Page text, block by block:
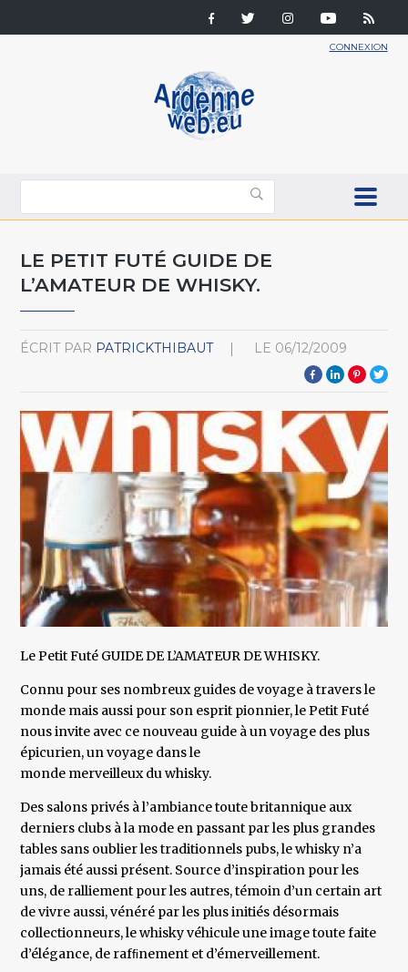
CONNEXION
LE PETIT FUTÉ GUIDE DE
L’AMATEUR DE WHISKY.
ÉCRIT PAR PATRICKTHIBAUT LE 06/12/2009
Le Petit Futé GUIDE DE L’AMATEUR DE WHISKY.
Connu pour ses nombreux guides de voyage à travers le
monde mais aussi pour son esprit pionnier, le Petit Futé
nous invite avec ce nouveau guide à un voyage des plus
épicurien, un voyage dans le
monde merveilleux du whisky.
Des salons privés à l’ambiance toute britannique aux
derniers clubs à la mode en passant par les plus grandes
tables sans oublier les traditionnels pubs, le whisky n’a
jamais été aussi présent. Source d’inspiration pour les
uns, de ralliement pour les autres, témoin d’un certain art
de vivre aussi, vénéré par les plus initiés désormais
collectionneurs, le whisky véhicule une image toute faite
d’élégance, de rafﬁnement et d’émerveillement.